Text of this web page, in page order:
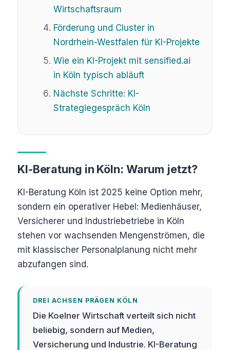
Wirtschaftsraum
Förderung und Cluster in
Nordrhein-Westfalen für KI-Projekte
Wie ein KI-Projekt mit sensified.ai
in Köln typisch abläuft
Nächste Schritte: KI-
Strategiegespräch Köln
KI-Beratung in Köln: Warum jetzt?
KI-Beratung Köln ist 2025 keine Option mehr,
sondern ein operativer Hebel: Medienhäuser,
Versicherer und Industriebetriebe in Köln
stehen vor wachsenden Mengenströmen, die
mit klassischer Personalplanung nicht mehr
abzufangen sind.
DREI ACHSEN PRÄGEN KÖLN
Die Koelner Wirtschaft verteilt sich nicht
beliebig, sondern auf Medien,
Versicherung und Industrie. KI-Beratung